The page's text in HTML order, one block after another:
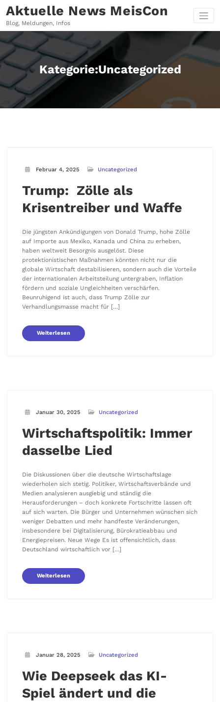
Inhalt
springen
Aktuelle News MeisCon
Blog, Meldungen, Infos
Kategorie:Uncategorized
Februar 4, 2025 Uncategorized
Trump: Zölle als
Krisentreiber und Waffe
Die jüngsten Ankündigungen von Donald Trump, hohe Zölle
auf Importe aus Mexiko, Kanada und China zu erheben,
haben weltweit Besorgnis ausgelöst. Diese
protektionistischen Maßnahmen könnten nicht nur die
globale Wirtschaft destabilisieren, sondern auch die Vorteile
der internationalen Arbeitsteilung untergraben, Inflation
fördern und soziale Ungleichheiten verschärfen.
Beunruhigend ist auch, dass Trump Zölle zur
Verhandlungsmasse macht für […]
Weiterlesen
Januar 30, 2025 Uncategorized
Wirtschaftspolitik: Immer
dasselbe Lied
Die Diskussionen über die deutsche Wirtschaftslage
wiederholen sich stetig. Politiker, Wirtschaftsverbände und
Medien analysieren ausgiebig und ständig die
Herausforderungen – doch konkrete Fortschritte lassen oft
auf sich warten. Die Bürger und Unternehmen wünschen sich
weniger Debatten und mehr handfeste Veränderungen,
insbesondere bei Digitalisierung, Bürokratieabbau und
Energiepreisen. Neue Wege Es ist offensichtlich, dass
Deutschland wirtschaftlich vor […]
Weiterlesen
Januar 28, 2025 Uncategorized
Wie Deepseek das KI-
Spiel ändert und die